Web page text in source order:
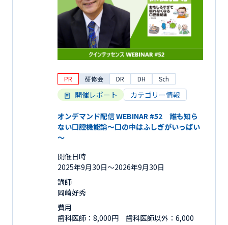
PR 研修会 DR DH Sch
開催レポート カテゴリー情報
オンデマンド配信 WEBINAR #52 誰も知ら
ない口腔機能論～口の中はふしぎがいっぱい
～
開催日時
2025年9月30日〜2026年9月30日
講師
岡崎好秀
費用
歯科医師：8,000円 歯科医師以外：6,000